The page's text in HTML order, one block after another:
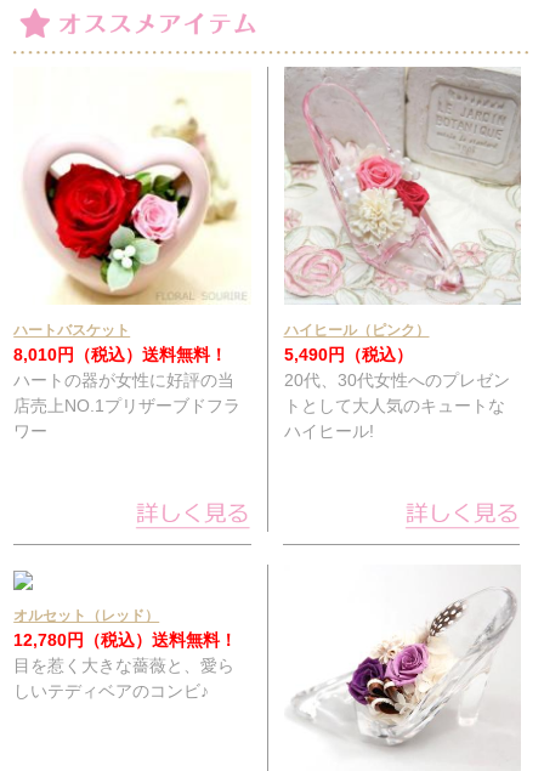
ハートバスケット
8,010円（税込）送料無料！
ハートの器が女性に好評の当
店売上NO.1プリザーブドフラ
ワー
ハイヒール（ピンク）
5,490円（税込）
20代、30代女性へのプレゼン
トとして大人気のキュートな
ハイヒール!
オルセット（レッド）
12,780円（税込）送料無料！
目を惹く大きな薔薇と、愛ら
しいテディベアのコンビ♪